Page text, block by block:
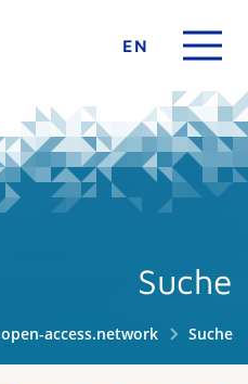
EN
Suche
open-access.network Suche